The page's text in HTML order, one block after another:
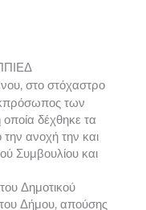
στο στόχαστρο
των
δέχθηκε τα
ανοχή την και
Συμβουλίου και
Δημοτικού
Δήμου, απούσης